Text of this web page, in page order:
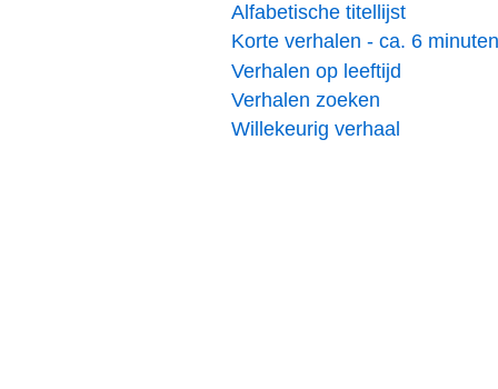
Alfabetische titellijst
Korte verhalen - ca. 6 minuten
Verhalen op leeftijd
Verhalen zoeken
Willekeurig verhaal